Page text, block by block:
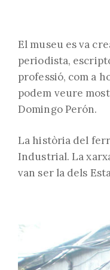
El museu es va
periodista,
professió, com a
podem veure
Domingo Perón.
La història del
Industrial. La
van ser la dels